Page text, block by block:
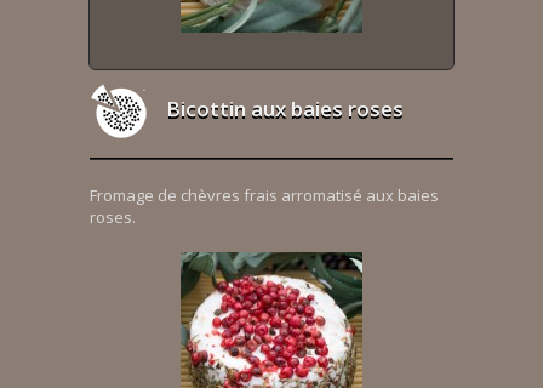
Bicottin aux baies roses
Fromage de chèvres frais arromatisé aux baies
roses.